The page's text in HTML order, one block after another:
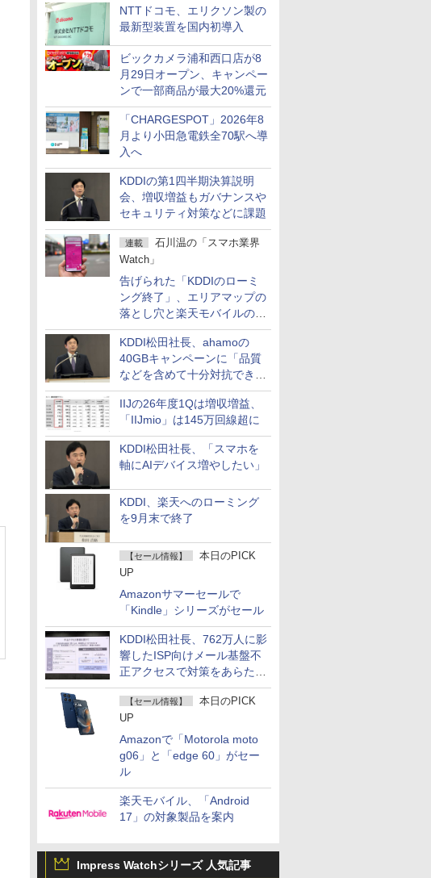
NTTドコモ、エリクソン製の
最新型装置を国内初導入
ビックカメラ浦和西口店が8
月29日オープン、キャンペー
ンで一部商品が最大20%還元
「CHARGESPOT」2026年8
月より小田急電鉄全70駅へ導
入へ
KDDIの第1四半期決算説明
会、増収増益もガバナンスや
セキュリティ対策などに課題
連載
石川温の「スマホ業界
Watch」
告げられた「KDDIのローミ
ング終了」、エリアマップの
落とし穴と楽天モバイルの課
題
KDDI松田社長、ahamoの
40GBキャンペーンに「品質
などを含めて十分対抗でき
る」
IIJの26年度1Qは増収増益、
「IIJmio」は145万回線超に
KDDI松田社長、「スマホを
軸にAIデバイス増やしたい」
KDDI、楽天へのローミング
を9月末で終了
【セール情報】
本日のPICK
UP
Amazonサマーセールで
「Kindle」シリーズがセール
KDDI松田社長、762万人に影
響したISP向けメール基盤不
正アクセスで対策をあらため
て説明
【セール情報】
本日のPICK
UP
Amazonで「Motorola moto
g06」と「edge 60」がセー
ル
楽天モバイル、「Android
17」の対象製品を案内
Impress Watchシリーズ 人気記事